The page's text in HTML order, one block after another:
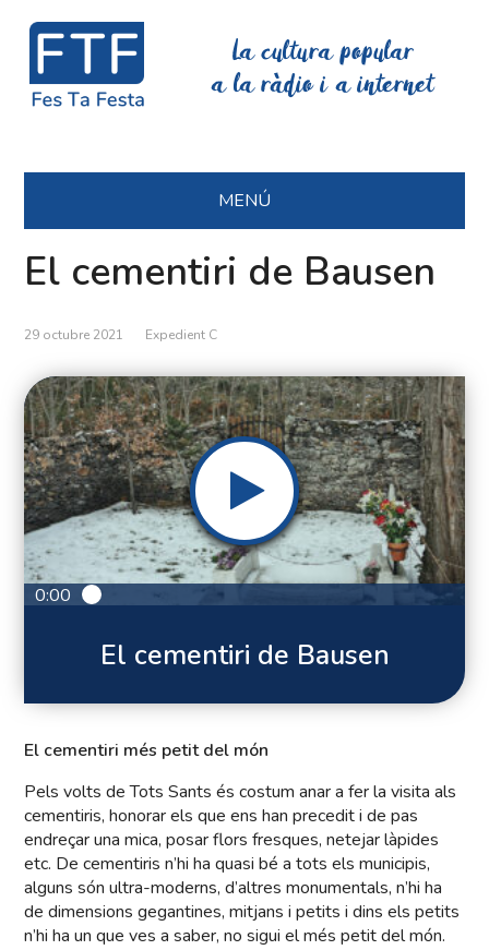
La cultura popular
a la ràdio i a internet
MENÚ
El cementiri de Bausen
29 octubre 2021 Expedient C
0:00
El cementiri de Bausen
El cementiri més petit del món
Pels volts de Tots Sants és costum anar a fer la visita als
cementiris, honorar els que ens han precedit i de pas
endreçar una mica, posar flors fresques, netejar làpides
etc. De cementiris n’hi ha quasi bé a tots els municipis,
alguns són ultra-moderns, d’altres monumentals, n’hi ha
de dimensions gegantines, mitjans i petits i dins els petits
n’hi ha un que ves a saber, no sigui el més petit del món.